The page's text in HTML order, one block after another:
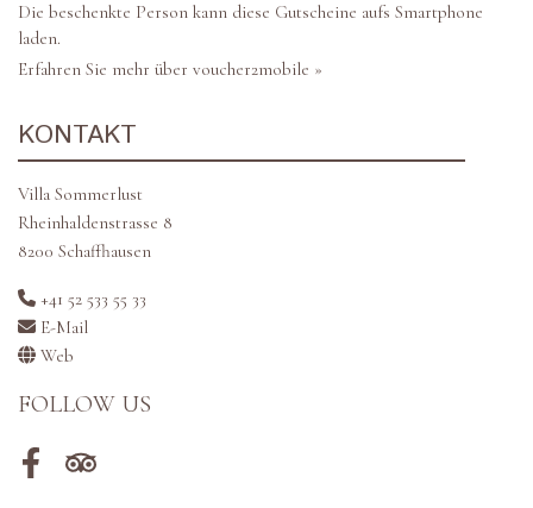
Die beschenkte Person kann diese Gutscheine aufs Smartphone
laden.
Erfahren Sie mehr über voucher2mobile »
KONTAKT
Villa Sommerlust
Rheinhaldenstrasse 8
8200 Schaffhausen
+41 52 533 55 33
E-Mail
Web
FOLLOW US
FacebookTripadvisor